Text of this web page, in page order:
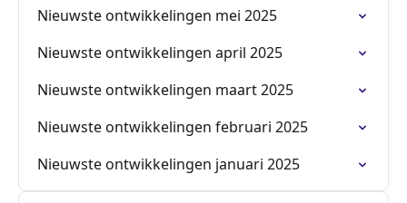
Nieuwste ontwikkelingen mei 2025
Nieuwste ontwikkelingen april 2025
Nieuwste ontwikkelingen maart 2025
Nieuwste ontwikkelingen februari 2025
Nieuwste ontwikkelingen januari 2025